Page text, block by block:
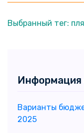
Выбранный тег:
Информация
Варианты
2025